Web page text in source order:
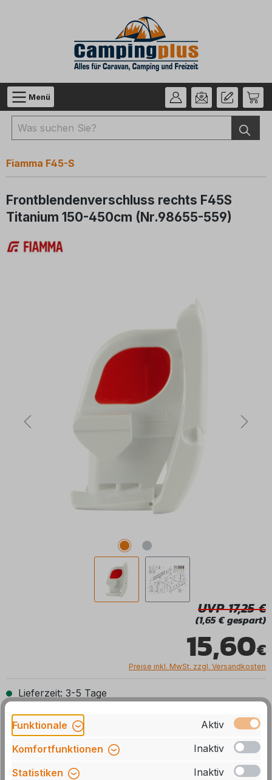
Zum Hauptinhalt springen
Menü
Fiamma F45-S
Frontblendenverschluss rechts F45S
Titanium 150-450cm (Nr.98655-559)
15,60
UVP 17,25
(1,65 € gespart)
Preise inkl. MwSt. zzgl. Versandkosten
Lieferzeit: 3-5 Tage
Produkt Anzahl: Gib den gewünschten
Stck Zum Merkzettel hinzufügen
Funktionale
Aktiv
Komfortfunktionen
Inaktiv
Statistiken
Inaktiv